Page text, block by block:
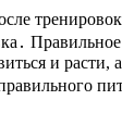
и расти,